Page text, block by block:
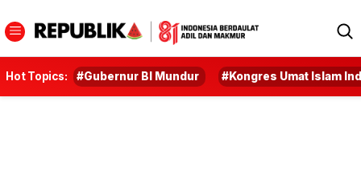
Hot Topics: #Gubernur BI Mundur #Kongres Umat Islam